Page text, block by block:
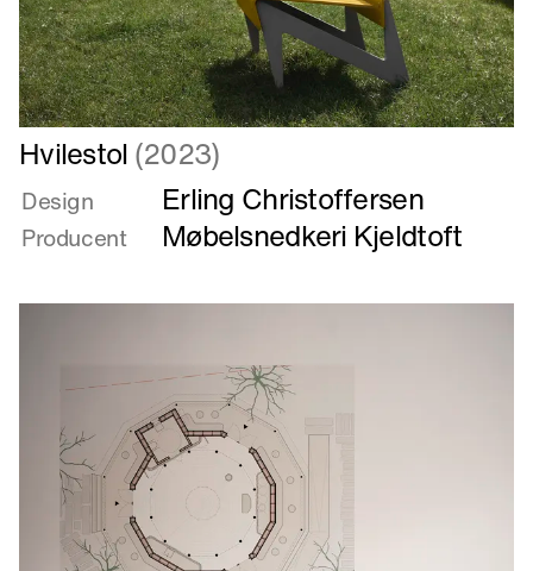
Læs
mere
om
Hvilestol
Hvilestol(2023)
Design Erling Christoffersen
Producent Møbelsnedkeri Kjeldtoft